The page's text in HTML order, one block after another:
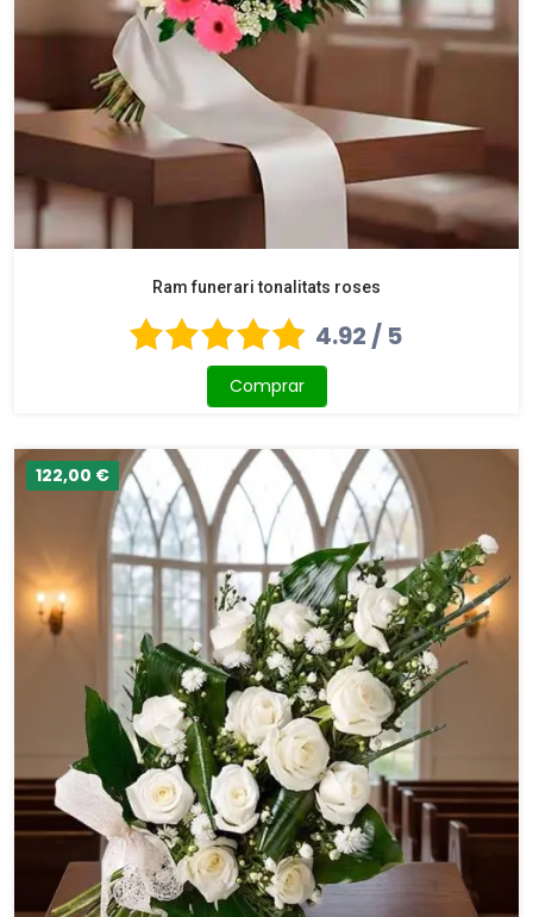
Ram funerari tonalitats roses
4.92 / 5
Comprar
122,00 €